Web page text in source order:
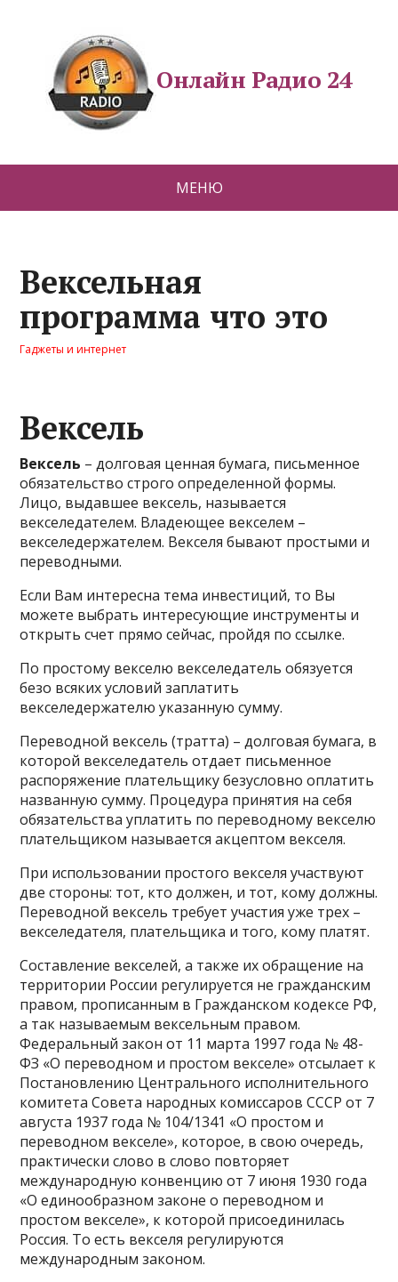
Онлайн Радио 24
МЕНЮ
Вексельная
программа что это
Гаджеты и интернет
Вексель
Вексель – долговая ценная бумага, письменное
обязательство строго определенной формы.
Лицо, выдавшее вексель, называется
векселедателем. Владеющее векселем –
векселедержателем. Векселя бывают простыми и
переводными.
Если Вам интересна тема инвестиций, то Вы
можете выбрать интересующие инструменты и
открыть счет прямо сейчас, пройдя по ссылке.
По простому векселю векселедатель обязуется
безо всяких условий заплатить
векселедержателю указанную сумму.
Переводной вексель (тратта) – долговая бумага, в
которой векселедатель отдает письменное
распоряжение плательщику безусловно оплатить
названную сумму. Процедура принятия на себя
обязательства уплатить по переводному векселю
плательщиком называется акцептом векселя.
При использовании простого векселя участвуют
две стороны: тот, кто должен, и тот, кому должны.
Переводной вексель требует участия уже трех –
векселедателя, плательщика и того, кому платят.
Составление векселей, а также их обращение на
территории России регулируется не гражданским
правом, прописанным в Гражданском кодексе РФ,
а так называемым вексельным правом.
Федеральный закон от 11 марта 1997 года № 48-
ФЗ «О переводном и простом векселе» отсылает к
Постановлению Центрального исполнительного
комитета Совета народных комиссаров СССР от 7
августа 1937 года № 104/1341 «О простом и
переводном векселе», которое, в свою очередь,
практически слово в слово повторяет
международную конвенцию от 7 июня 1930 года
«О единообразном законе о переводном и
простом векселе», к которой присоединилась
Россия. То есть векселя регулируются
международным законом.